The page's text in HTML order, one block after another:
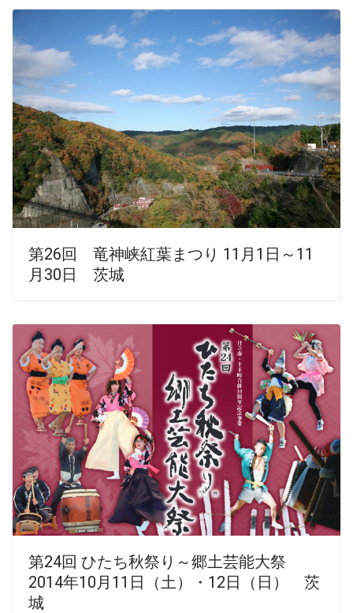
第26回 竜神峡紅葉まつり 11月1日～11
月30日 茨城
第24回 ひたち秋祭り～郷土芸能大祭
2014年10月11日（土）・12日（日） 茨
城